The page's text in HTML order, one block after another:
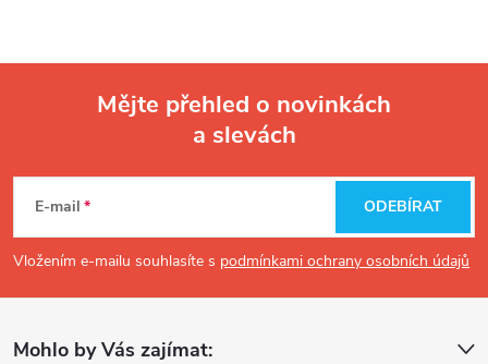
p
a
Mějte přehled o novinkách
a slevách
E-mail
Vložením e-mailu souhlasíte s podmínkami ochrany osobních údajů
ODEBÍRAT
Mohlo by Vás zajímat: